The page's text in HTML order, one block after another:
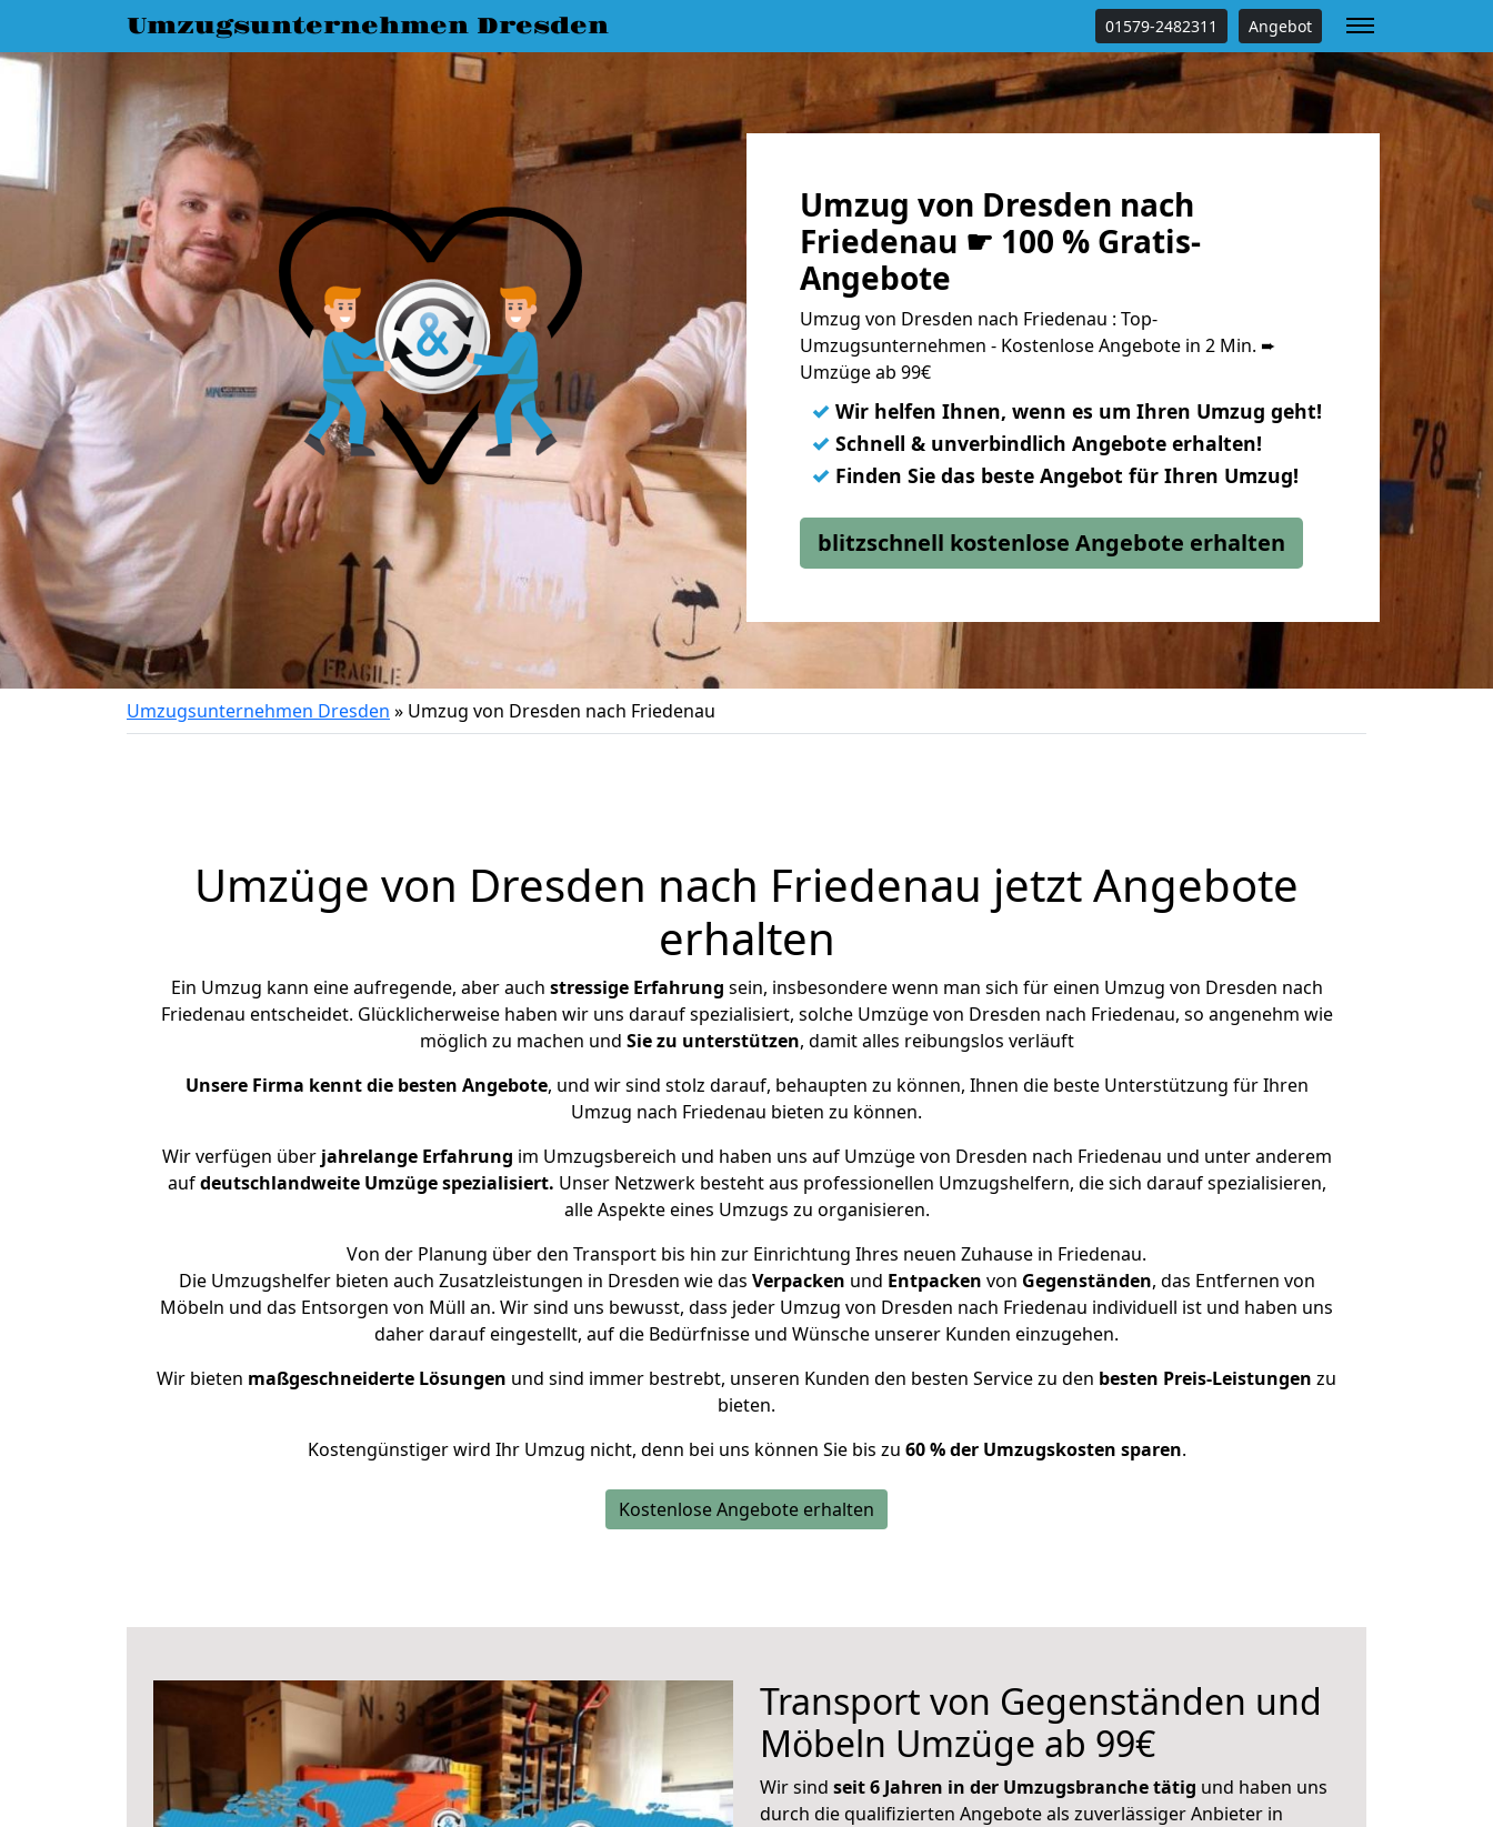
Umzugsunternehmen Dresden 01579-2482311 Angebot
Umzug von Dresden nach
Friedenau ☛ 100 % Gratis-
Angebote
Umzug von Dresden nach Friedenau : Top-
Umzugsunternehmen - Kostenlose Angebote in 2 Min. ➨
Umzüge ab 99€
✓ Wir helfen Ihnen, wenn es um Ihren Umzug geht!
✓ Schnell & unverbindlich Angebote erhalten!
✓ Finden Sie das beste Angebot für Ihren Umzug!
blitzschnell kostenlose Angebote erhalten
Umzugsunternehmen Dresden » Umzug von Dresden nach Friedenau
Umzüge von Dresden nach Friedenau jetzt Angebote
erhalten
Ein Umzug kann eine aufregende, aber auch stressige Erfahrung sein, insbesondere wenn man sich für einen Umzug von Dresden nach
Friedenau entscheidet. Glücklicherweise haben wir uns darauf spezialisiert, solche Umzüge von Dresden nach Friedenau, so angenehm wie
möglich zu machen und Sie zu unterstützen, damit alles reibungslos verläuft
Unsere Firma kennt die besten Angebote, und wir sind stolz darauf, behaupten zu können, Ihnen die beste Unterstützung für Ihren
Umzug nach Friedenau bieten zu können.
Wir verfügen überjahrelange Erfahrung im Umzugsbereich und haben uns auf Umzüge von Dresden nach Friedenau und unter anderem
aufdeutschlandweite Umzüge spezialisiert. Unser Netzwerk besteht aus professionellen Umzugshelfern, die sich darauf spezialisieren,
alle Aspekte eines Umzugs zu organisieren.
Von der Planung über den Transport bis hin zur Einrichtung Ihres neuen Zuhause in Friedenau.
Die Umzugshelfer bieten auch Zusatzleistungen in Dresden wie das Verpacken und Entpacken von Gegenständen, das Entfernen von
Möbeln und das Entsorgen von Müll an. Wir sind uns bewusst, dass jeder Umzug von Dresden nach Friedenau individuell ist und haben uns
daher darauf eingestellt, auf die Bedürfnisse und Wünsche unserer Kunden einzugehen.
Wir bieten maßgeschneiderte Lösungen und sind immer bestrebt, unseren Kunden den besten Service zu den besten Preis-Leistungen zu
bieten.
Kostengünstiger wird Ihr Umzug nicht, denn bei uns können Sie bis zu 60 % der Umzugskosten sparen.
Kostenlose Angebote erhalten
Transport von Gegenständen und
Möbeln Umzüge ab 99€
Wir sind seit 6 Jahren in der Umzugsbranche tätig und haben uns
durch die qualifizierten Angebote als zuverlässiger Anbieter in